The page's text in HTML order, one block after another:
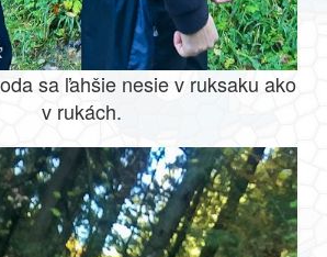
sa ľahšie nesie v ruksaku ako
v rukách.